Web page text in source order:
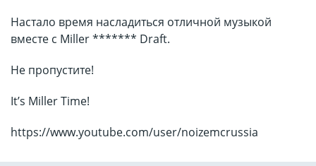
Настало время насладиться отличной музыкой
вместе с Miller ******* Draft.
Не пропустите!
It’s Miller Time!
https://www.youtube.com/user/noizemcrussia